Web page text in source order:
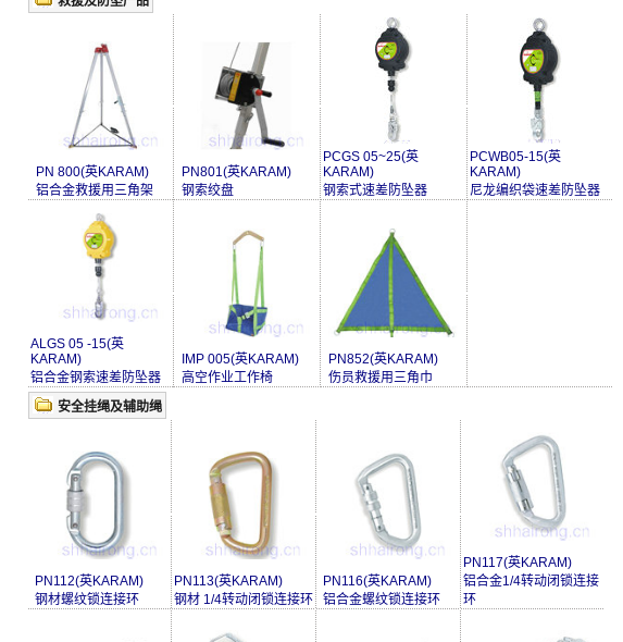
PN 800(英KARAM)
铝合金救援用三角架
PN801(英KARAM)
钢索绞盘
PCGS 05~25(英
KARAM)
钢索式速差防坠器
PCWB05-15(英
KARAM)
尼龙编织袋速差防坠器
ALGS 05 -15(英
KARAM)
铝合金钢索速差防坠器
IMP 005(英KARAM)
高空作业工作椅
PN852(英KARAM)
伤员救援用三角巾
安全挂绳及辅助绳
PN112(英KARAM)
钢材螺纹锁连接环
PN113(英KARAM)
钢材 1/4转动闭锁连接环
PN116(英KARAM)
铝合金螺纹锁连接环
PN117(英KARAM)
铝合金1/4转动闭锁连接
环